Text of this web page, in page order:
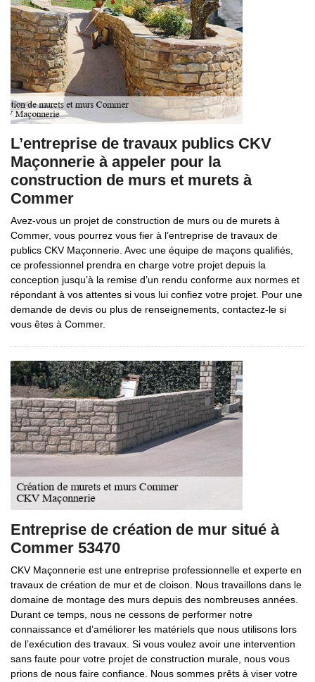
L’entreprise de travaux publics CKV
Maçonnerie à appeler pour la
construction de murs et murets à
Commer
Avez-vous un projet de construction de murs ou de murets à
Commer, vous pourrez vous fier à l’entreprise de travaux de
publics CKV Maçonnerie. Avec une équipe de maçons qualifiés,
ce professionnel prendra en charge votre projet depuis la
conception jusqu’à la remise d’un rendu conforme aux normes et
répondant à vos attentes si vous lui confiez votre projet. Pour une
demande de devis ou plus de renseignements, contactez-le si
vous êtes à Commer.
Entreprise de création de mur situé à
Commer 53470
CKV Maçonnerie est une entreprise professionnelle et experte en
travaux de création de mur et de cloison. Nous travaillons dans le
domaine de montage des murs depuis des nombreuses années.
Durant ce temps, nous ne cessons de performer notre
connaissance et d’améliorer les matériels que nous utilisons lors
de l’exécution des travaux. Si vous voulez avoir une intervention
sans faute pour votre projet de construction murale, nous vous
prions de nous faire confiance. Nous sommes prêts à viser votre